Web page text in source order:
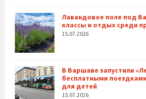
Лавандовое поле под
классы и отдых среди
15.07.2026
В Варшаве запустили
бесплатными
для детей
15.07.2026